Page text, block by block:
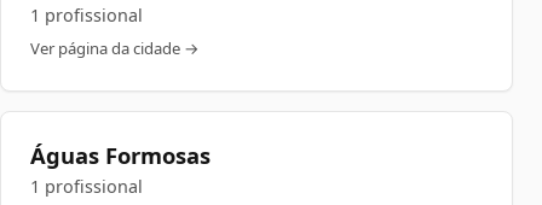
1 profissional
Ver página da cidade →
Águas Formosas
1 profissional